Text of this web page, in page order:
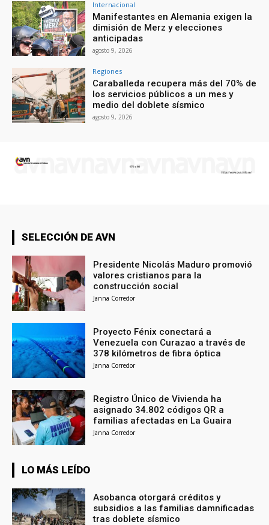
Internacional
Manifestantes en Alemania exigen la
dimisión de Merz y elecciones
anticipadas
agosto 9, 2026
Regiones
Caraballeda recupera más del 70% de
los servicios públicos a un mes y
medio del doblete sísmico
agosto 9, 2026
SELECCIÓN DE AVN
Presidente Nicolás Maduro promovió
valores cristianos para la
construcción social
Janna Corredor
Proyecto Fénix conectará a
Venezuela con Curazao a través de
378 kilómetros de fibra óptica
Janna Corredor
Registro Único de Vivienda ha
asignado 34.802 códigos QR a
familias afectadas en La Guaira
Janna Corredor
LO MÁS LEÍDO
Asobanca otorgará créditos y
subsidios a las familias damnificadas
tras doblete sísmico